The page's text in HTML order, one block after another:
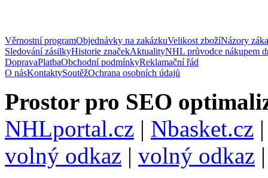
Věrnostní programObjednávky na zakázkuVelikost zbožíNázory
Sledování zásilkyHistorie značekAktualityNHL průvodce nákupem
DopravaPlatbaObchodní podmínkyReklamační řád
O násKontaktySoutěžOchrana osobních údajů
Prostor pro SEO
NHLportal.cz | Nbasket.cz
volný odkaz | volný odkaz